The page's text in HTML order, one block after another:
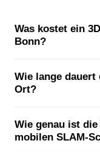
Was kostet ein
Bonn?
Wie lange dauert
Ort?
Wie genau ist
mobilen SLAM-